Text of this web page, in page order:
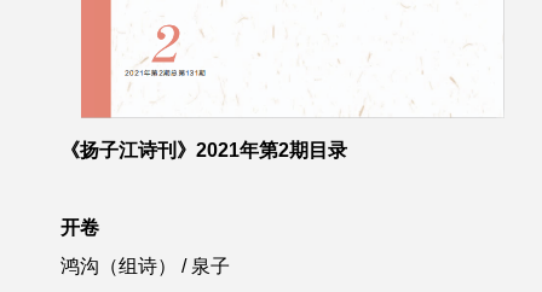
《扬子江诗刊》2021年第2期目录
开卷
鸿沟（组诗） / 泉子